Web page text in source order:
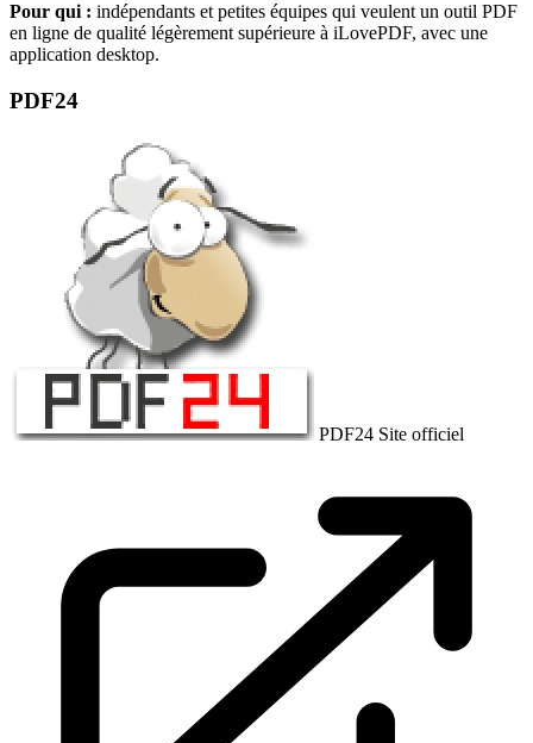
Pour qui : indépendants et petites équipes qui veulent un outil PDF
en ligne de qualité légèrement supérieure à iLovePDF, avec une
application desktop.
PDF24
PDF24 Site officiel